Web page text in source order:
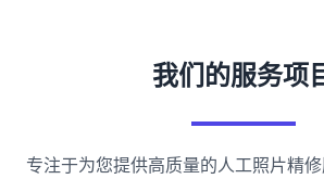
我们的服务项
专注于为您提供高质量的人工照片精